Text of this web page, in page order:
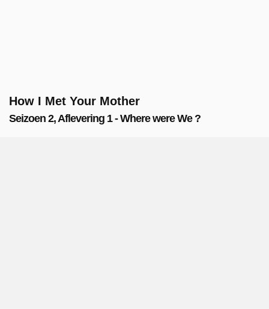
How I Met Your Mother
Seizoen 2, Aflevering 1 - Where were We ?